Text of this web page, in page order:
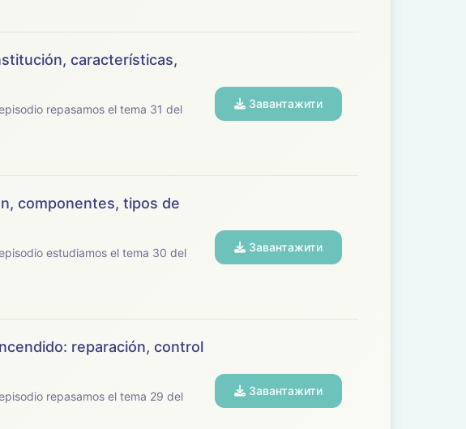
características,
Завантажити
componentes, tipos de
Завантажити
reparación, control
Завантажити